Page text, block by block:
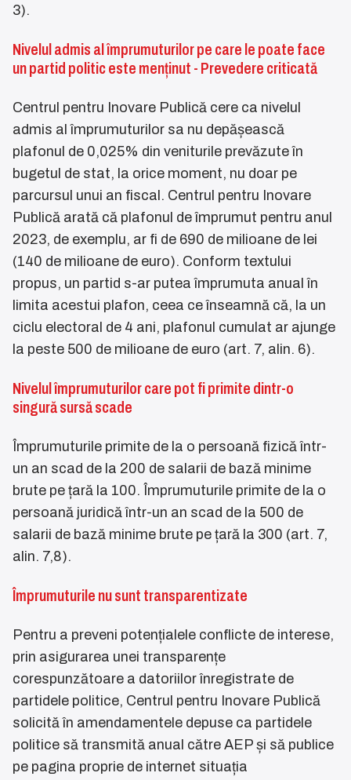
3).
Nivelul admis al împrumuturilor pe care le poate face
un partid politic este menținut - Prevedere criticată
Centrul pentru Inovare Publică cere ca nivelul
admis al împrumuturilor sa nu depășească
plafonul de 0,025% din veniturile prevăzute în
bugetul de stat, la orice moment, nu doar pe
parcursul unui an fiscal. Centrul pentru Inovare
Publică arată că plafonul de împrumut pentru anul
2023, de exemplu, ar fi de 690 de milioane de lei
(140 de milioane de euro). Conform textului
propus, un partid s-ar putea împrumuta anual în
limita acestui plafon, ceea ce înseamnă că, la un
ciclu electoral de 4 ani, plafonul cumulat ar ajunge
la peste 500 de milioane de euro (art. 7, alin. 6).
Nivelul împrumuturilor care pot fi primite dintr-o
singură sursă scade
Împrumuturile primite de la o persoană fizică într-
un an scad de la 200 de salarii de bază minime
brute pe țară la 100. Împrumuturile primite de la o
persoană juridică într-un an scad de la 500 de
salarii de bază minime brute pe țară la 300 (art. 7,
alin. 7,8).
Împrumuturile nu sunt transparentizate
Pentru a preveni potențialele conflicte de interese,
prin asigurarea unei transparențe
corespunzătoare a datoriilor înregistrate de
partidele politice, Centrul pentru Inovare Publică
solicită în amendamentele depuse ca partidele
politice să transmită anual către AEP și să publice
pe pagina proprie de internet situația